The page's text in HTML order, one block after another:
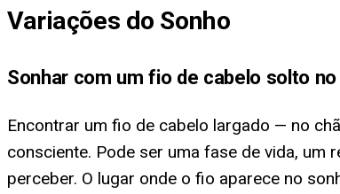
Variações do Sonho
Sonhar com um fio de cabelo solto
Encontrar um fio de cabelo largado — no
consciente. Pode ser uma fase de vida,
perceber. O lugar onde o fio aparece no